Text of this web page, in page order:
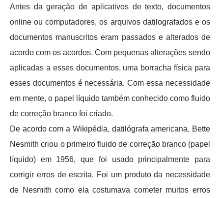
Antes da geração de aplicativos de texto, documentos
online ou computadores, os arquivos datilografados e os
documentos manuscritos eram passados e alterados de
acordo com os acordos. Com pequenas alterações sendo
aplicadas a esses documentos, uma borracha física para
esses documentos é necessária. Com essa necessidade
em mente, o papel líquido também conhecido como fluido
de correção branco foi criado.
De acordo com a Wikipédia, datilógrafa americana, Bette
Nesmith criou o primeiro fluido de correção branco (papel
líquido) em 1956, que foi usado principalmente para
corrigir erros de escrita. Foi um produto da necessidade
de Nesmith como ela costumava cometer muitos erros